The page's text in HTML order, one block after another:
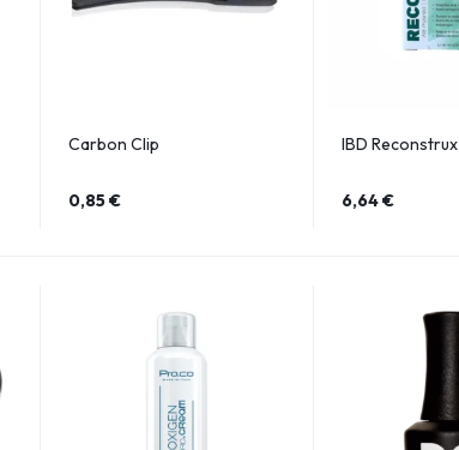
Carbon Clip
0,85€
IBD Reconstrux
6,64€